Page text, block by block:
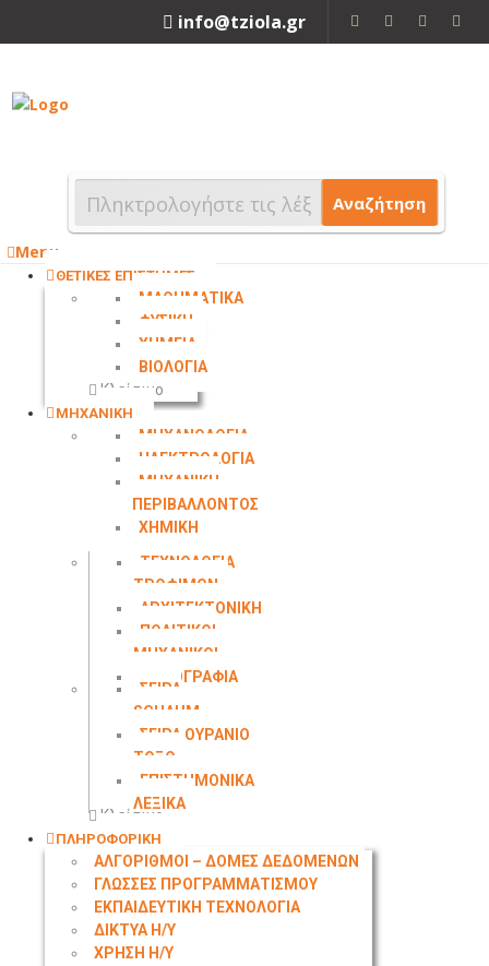
info@tziola.gr
Αναζήτηση
Menu
ΘΕΤΙΚΕΣ ΕΠΙΣΤΗΜΕΣ
ΜΑΘΗΜΑΤΙΚΑ
ΦΥΣΙΚΗ
ΧΗΜΕΙΑ
ΒΙΟΛΟΓΙΑ
Κλείσιμο
ΜΗΧΑΝΙΚΗ
ΜΗΧΑΝΟΛΟΓΙΑ
ΗΛΕΚΤΡΟΛΟΓΙΑ
ΜΗΧΑΝΙΚΗ
ΠΕΡΙΒΑΛΛΟΝΤΟΣ
ΧΗΜΙΚΗ
ΤΕΧΝΟΛΟΓΙΑ
ΤΡΟΦΙΜΩΝ
ΑΡΧΙΤΕΚΤΟΝΙΚΗ
ΠΟΛΙΤΙΚΟΙ
ΜΗΧΑΝΙΚΟΙ
ΤΟΠΟΓΡΑΦΙΑ
ΣΕΙΡΑ
SCHAUM
ΣΕΙΡΑ ΟΥΡΑΝΙΟ
ΤΟΞΟ
ΕΠΙΣΤΗΜΟΝΙΚΑ
ΛΕΞΙΚΑ
Κλείσιμο
ΠΛΗΡΟΦΟΡΙΚΗ
ΑΛΓΟΡΙΘΜΟΙ – ΔΟΜΕΣ ΔΕΔΟΜΕΝΩΝ
ΓΛΩΣΣΕΣ ΠΡΟΓΡΑΜΜΑΤΙΣΜΟΥ
ΕΚΠΑΙΔΕΥΤΙΚΗ ΤΕΧΝΟΛΟΓΙΑ
ΔΙΚΤΥΑ Η/Υ
ΧΡΗΣΗ Η/Υ